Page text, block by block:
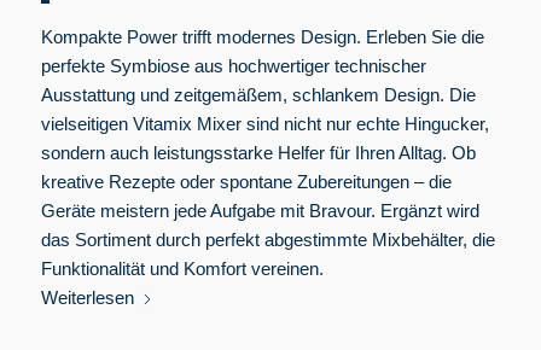
Kompakte Power trifft modernes Design. Erleben Sie die
perfekte Symbiose aus hochwertiger technischer
Ausstattung und zeitgemäßem, schlankem Design. Die
vielseitigen Vitamix Mixer sind nicht nur echte Hingucker,
sondern auch leistungsstarke Helfer für Ihren Alltag. Ob
kreative Rezepte oder spontane Zubereitungen – die
Geräte meistern jede Aufgabe mit Bravour. Ergänzt wird
das Sortiment durch perfekt abgestimmte Mixbehälter, die
Funktionalität und Komfort vereinen.
Weiterlesen